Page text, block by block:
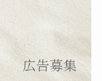
広告募集